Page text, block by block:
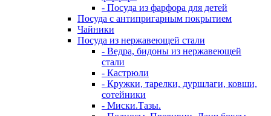
- Посуда из фарфора для детей
Посуда с антипригарным покрытием
Чайники
Посуда из нержавеющей стали
- Ведра, бидоны из нержавеющей
стали
- Кастрюли
- Кружки, тарелки, дуршлаги, ковши,
сотейники
- Миски.Тазы.